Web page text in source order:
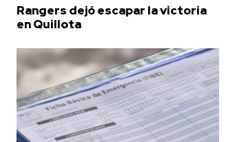
Rangers dejó escapar la victoria
en Quillota